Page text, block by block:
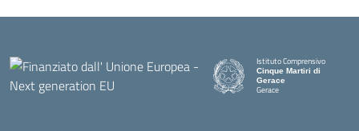
Istituto Comprensivo
Cinque Martiri di
Gerace
Gerace